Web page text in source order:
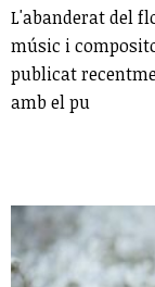
L'abanderat del
músic i
publicat
amb el pu